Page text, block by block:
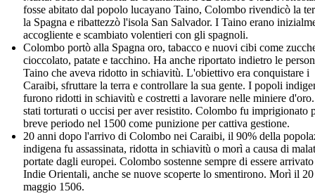
fosse abitato dal popolo lucayano Taino, Colombo rivendicò la
la Spagna e ribattezzò l'isola San Salvador. I Taino erano
accogliente e scambiato volentieri con gli spagnoli.
Colombo portò alla Spagna oro, tabacco e nuovi cibi come
cioccolato, patate e tacchino. Ha anche riportato indietro le
Taino che aveva ridotto in schiavitù. L'obiettivo era conquistare i
Caraibi, sfruttare la terra e controllare la sua gente. I popoli
furono ridotti in schiavitù e costretti a lavorare nelle miniere
stati torturati o uccisi per aver resistito. Colombo fu imprigionato
breve periodo nel 1500 come punizione per cattiva gestione.
20 anni dopo l'arrivo di Colombo nei Caraibi, il 90% della
indigena fu assassinata, ridotta in schiavitù o morì a causa di
portate dagli europei. Colombo sostenne sempre di essere
Indie Orientali, anche se nuove scoperte lo smentirono. Morì il 20
maggio 1506.